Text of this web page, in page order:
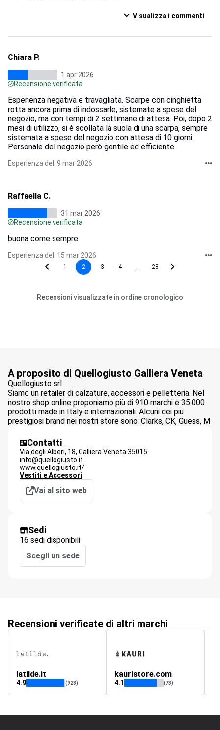
Visualizza i commenti
Chiara P.
1 apr 2026
Recensione verificata
Esperienza negativa e travagliata. Scarpe con cinghietta
rotta ancora prima di indossarle, sistemate a spese del
negozio, ma con tempi di 2 settimane di attesa. Poi, dopo 2
mesi di utilizzo, si è scollata la suola di una scarpa, sempre
sistemata a spese del negozio con attesa di 10 giorni.
Personale del negozio però gentile ed efficiente.
Esperienza del: 9 mar 2026
Raffaella C.
31 mar 2026
Recensione verificata
buona come sempre
Esperienza del: 15 mar 2026
1 2 3 4 28
Recensioni visualizzate in ordine cronologico
A proposito di Quellogiusto Galliera Veneta
Quellogiusto srl
Siamo un retailer di calzature, accessori e pelletteria. Nel
nostro shop online proponiamo più di 910 marchi e 35.000
prodotti made in Italy e internazionali. Alcuni dei più
prestigiosi brand nei nostri store sono: Clarks, CK, Guess, M
Contatti
Via degli Alberi, 18, Galliera Veneta 35015
info@quellogiusto.it
www.quellogiusto.it/
Vestiti e Accessori
Vai al sito web
Sedi
16 sedi disponibili
Scegli un sede
Recensioni verificate di altri marchi
latilde.it
4.9 (928)
kauristore.com
4.1 (73)